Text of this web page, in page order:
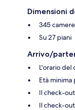
Dimensioni
345 camere
Su 27 piani
Arrivo/
L'orario del
Età
Il check-
Il check-